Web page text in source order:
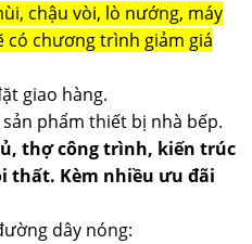
chậu vòi, lò nướng, máy
có chương trình giảm giá
giao hàng.
phẩm thiết bị nhà bếp.
thợ công trình, kiến trúc
thất. Kèm nhiều ưu đãi
dây nóng: